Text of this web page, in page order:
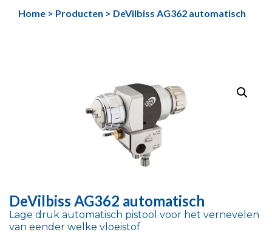
naarHome > Producten > DeVilbiss AG362 automatisch
DeVilbiss AG362 automatisch
Lage druk automatisch pistool voor het vernevelen
van eender welke vloeistof